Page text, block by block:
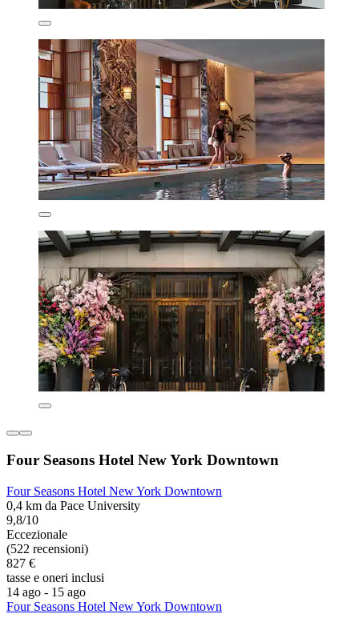
Four Seasons Hotel New York Downtown
Four Seasons Hotel New York Downtown
0,4 km da Pace University
9,8/10
Eccezionale
(522 recensioni)
827 €
tasse e oneri inclusi
14 ago - 15 ago
Four Seasons Hotel New York Downtown